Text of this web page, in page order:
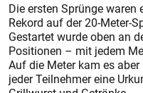
Die ersten Sprünge
Rekord auf der 20-Meter-
Gestartet wurde oben an
Positionen – mit jedem
Auf die Meter kam es
jeder Teilnehmer eine